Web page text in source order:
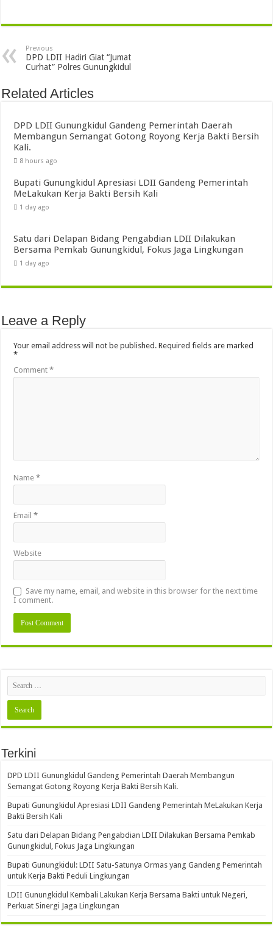
Previous
DPD LDII Hadiri Giat “Jumat
Curhat” Polres Gunungkidul
Related Articles
DPD LDII Gunungkidul Gandeng Pemerintah Daerah
Membangun Semangat Gotong Royong Kerja Bakti Bersih
Kali.
8 hours ago
Bupati Gunungkidul Apresiasi LDII Gandeng Pemerintah
MeLakukan Kerja Bakti Bersih Kali ‎
1 day ago
Satu dari Delapan Bidang Pengabdian LDII Dilakukan
Bersama Pemkab Gunungkidul, Fokus Jaga Lingkungan
1 day ago
Leave a Reply
Your email address will not be published. Required fields are marked
*
Comment*
Name*
Email*
Website
Save my name, email, and website in this browser for the next time
I comment.
Terkini
DPD LDII Gunungkidul Gandeng Pemerintah Daerah Membangun
Semangat Gotong Royong Kerja Bakti Bersih Kali.
Bupati Gunungkidul Apresiasi LDII Gandeng Pemerintah MeLakukan Kerja
Bakti Bersih Kali ‎
Satu dari Delapan Bidang Pengabdian LDII Dilakukan Bersama Pemkab
Gunungkidul, Fokus Jaga Lingkungan
Bupati Gunungkidul: LDII Satu-Satunya Ormas yang Gandeng Pemerintah
untuk Kerja Bakti Peduli Lingkungan
LDII Gunungkidul Kembali Lakukan Kerja Bersama Bakti untuk Negeri,
Perkuat Sinergi Jaga Lingkungan